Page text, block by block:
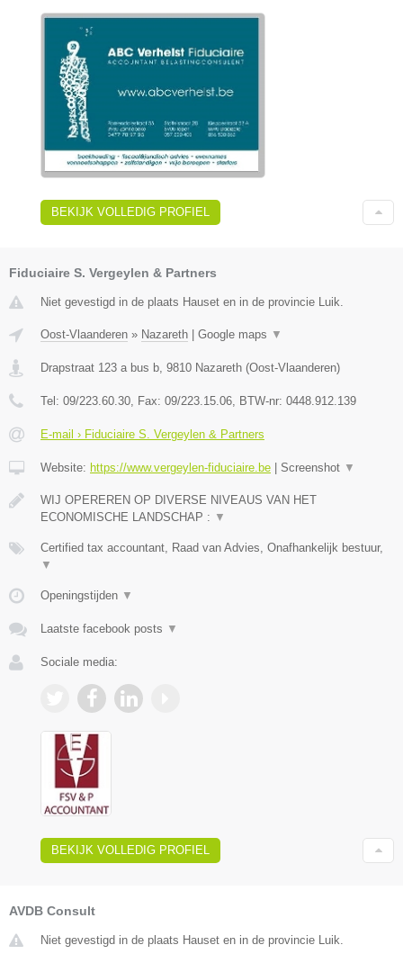
BEKIJK VOLLEDIG PROFIEL
Fiduciaire S. Vergeylen & Partners
Niet gevestigd in de plaats Hauset en in de provincie Luik.
Oost-Vlaanderen » Nazareth Google maps ▼
Drapstraat 123 a bus b, 9810 Nazareth (Oost-Vlaanderen)
Tel: 09/223.60.30, Fax: 09/223.15.06, BTW-nr: 0448.912.139
E-mail › Fiduciaire S. Vergeylen & Partners
Website: https://www.vergeylen-fiduciaire.be Screenshot ▼
WIJ OPEREREN OP DIVERSE NIVEAUS VAN HET
ECONOMISCHE LANDSCHAP : ▼
Certified tax accountant, Raad van Advies, Onafhankelijk bestuur,
▼
Openingstijden ▼
Laatste facebook posts ▼
Sociale media:
BEKIJK VOLLEDIG PROFIEL
AVDB Consult
Niet gevestigd in de plaats Hauset en in de provincie Luik.